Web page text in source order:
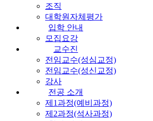
조직
대학원자체평가
입학 안내
모집요강
교수진
전임교수(성심교정)
전임교수(성신교정)
강사
전공 소개
제1과정(예비과정)
제2과정(석사과정)